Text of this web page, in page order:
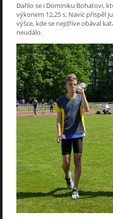
Dařilo se i Dominiku Bohatovi,
výkonem 12,25 s. Navíc přispěl
výšce, kde se nejdříve obával
neudálo.